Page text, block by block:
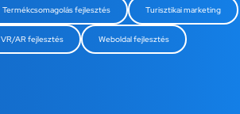
Termékcsomagolás fejlesztés Turisztikai marketing
VR/AR fejlesztés Weboldal fejlesztés